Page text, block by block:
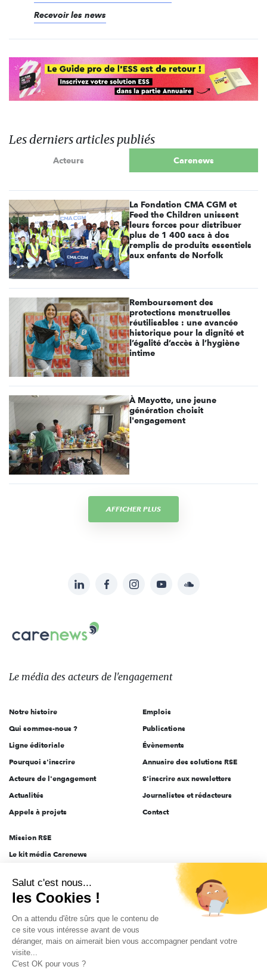
Recevoir les news
Les derniers articles publiés
Acteurs Carenews
La Fondation CMA CGM et
Feed the Children unissent
leurs forces pour distribuer
plus de 1 400 sacs à dos
remplis de produits essentiels
aux enfants de Norfolk
Remboursement des
protections menstruelles
réutilisables : une avancée
historique pour la dignité et
l’égalité d’accès à l’hygiène
intime
À Mayotte, une jeune
génération choisit
l'engagement
AFFICHER PLUS
sur:
LinkedInFacebookInstagramYouTubeSoundcloud
Le
des
l'engagement
Le média des acteurs de l'engagement
Notre histoire
Qui sommes-nous ?
Ligne éditoriale
Pourquoi s'inscrire
Acteurs de l'engagement
Actualités
Appels à projets
Emplois
Publications
Évènements
Annuaire des solutions RSE
S'inscrire aux newsletters
Journalistes et rédacteurs
Contact
Mission RSE
Le kit média Carenews
AEF info
Novethic
PRODURABLE
Inclusiv Day
Salut c'est nous...
les Cookies !
On a attendu d'être sûrs que le contenu de
ce site vous intéresse avant de vous
déranger, mais on aimerait bien vous accompagner pendant votre
visite...
C'est OK pour vous ?